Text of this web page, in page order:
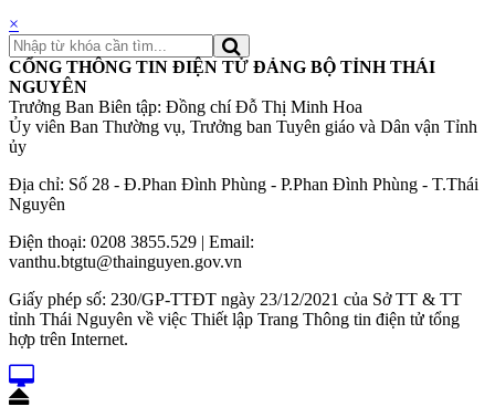
×
CỔNG THÔNG TIN ĐIỆN TỬ ĐẢNG BỘ TỈNH THÁI
NGUYÊN
Trưởng Ban Biên tập: Đồng chí Đỗ Thị Minh Hoa
Ủy viên Ban Thường vụ, Trưởng ban Tuyên giáo và Dân vận Tỉnh
ủy
Địa chỉ: Số 28 - Đ.Phan Đình Phùng - P.Phan Đình Phùng - T.Thái
Nguyên
Điện thoại: 0208 3855.529 | Email:
vanthu.btgtu@thainguyen.gov.vn
Giấy phép số: 230/GP-TTĐT ngày 23/12/2021 của Sở TT & TT
tỉnh Thái Nguyên về việc Thiết lập Trang Thông tin điện tử tổng
hợp trên Internet.